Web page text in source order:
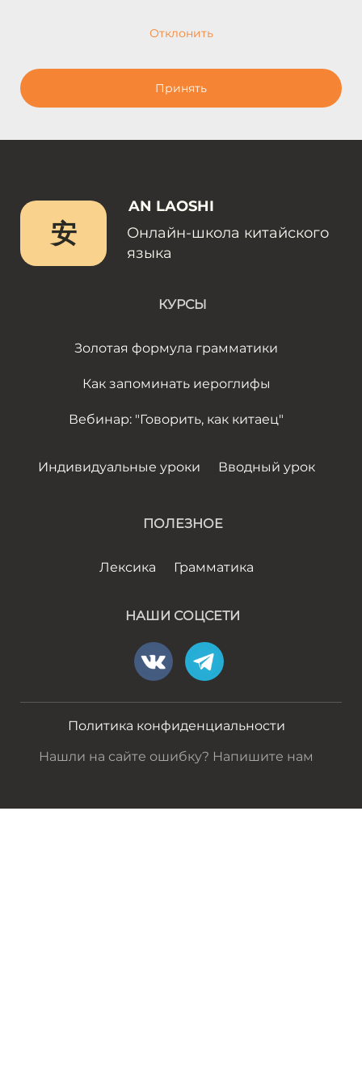
Отклонить
Принять
安
AN LAOSHI
Онлайн-школа китайского
языка
КУРСЫ
Золотая формула грамматики
Как запоминать иероглифы
Вебинар: "Говорить, как китаец"
Индивидуальные уроки Вводный урок
ПОЛЕЗНОЕ
Лексика Грамматика
НАШИ СОЦСЕТИ
Политика конфиденциальности
Нашли на сайте ошибку? Напишите нам